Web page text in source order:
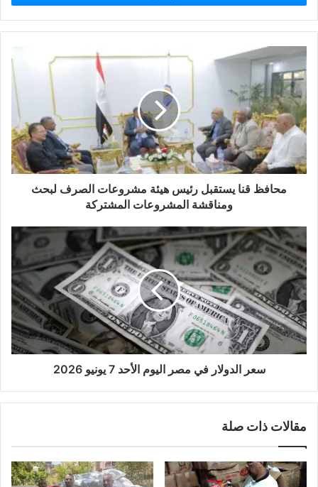
محافظ قنا يستقبل رئيس هيئة مشروعات الصرف لبحث
ومناقشة المشروعات المشتركة
سعر الدولار في مصر اليوم الأحد 7 يونيو 2026
مقالات ذات صلة